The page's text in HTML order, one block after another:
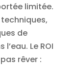
limitée.
de
Le ROI
rêver :